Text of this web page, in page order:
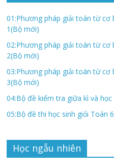
01:Phương pháp giải toán từ cơ
1(Bộ mới)
02:Phương pháp giải toán từ cơ
2(Bộ mới)
03:Phương pháp giải toán từ cơ
3(Bộ mới)
04:Bộ đề kiểm tra giữa kì và
05:Bộ đề thi học sinh giỏi Toán 6
Học ngẫu nhiên